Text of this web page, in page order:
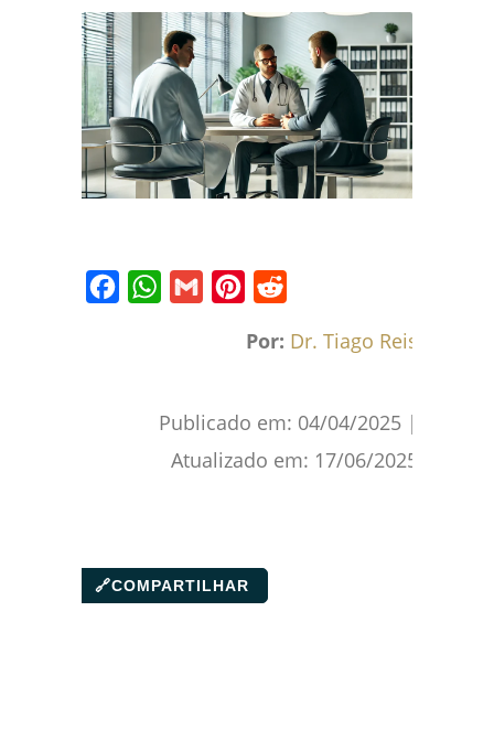
Por: Dr. Tiago Reis
Publicado em: 04/04/2025 |
Atualizado em: 17/06/2025
🔗COMPARTILHAR